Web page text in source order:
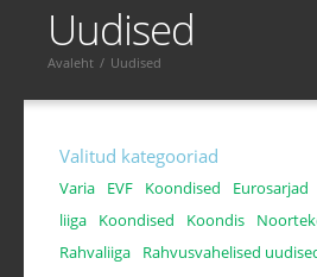
Valitud kategooriad
Varia EVF Koondised Eurosarjad
liiga
Koondised Koondis
Rahvaliiga
Rahvusvahelised
Uudised
Avaleht / Uudised